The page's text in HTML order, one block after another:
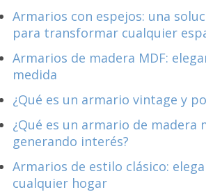
Armarios con espejos: una
para transformar cualquier
Armarios de madera MDF:
medida
¿Qué es un armario vintage y
¿Qué es un armario de madera
generando interés?
Armarios de estilo clásico:
cualquier hogar